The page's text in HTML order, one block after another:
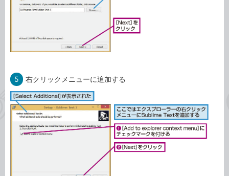
5 右クリックメニューに追加する